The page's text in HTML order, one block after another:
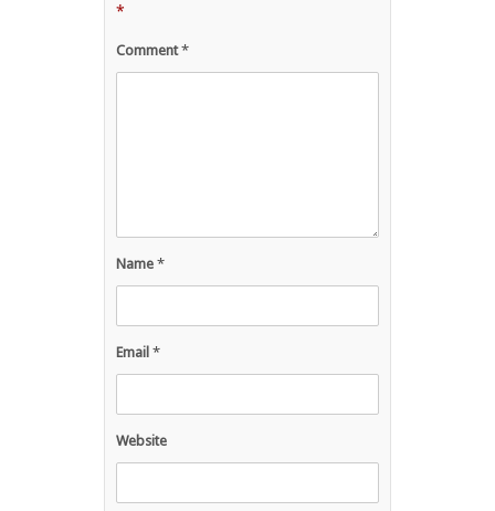
*
Comment*
Name *
Email *
Website